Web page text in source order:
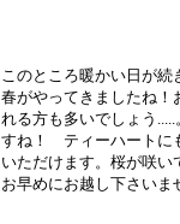
このところ暖かい日が続
春がやってきましたね！
れる方も多いでしょう
すね！ ティーハートに
いただけます。桜が咲い
お早めにお越し下さいま